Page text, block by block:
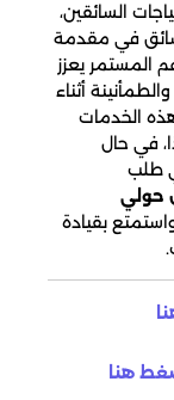
السائقين،
في مقدمة
المستمر يعزز
أثناء
الخدمات
في حال
طلب
حولي
بقيادة
هنا